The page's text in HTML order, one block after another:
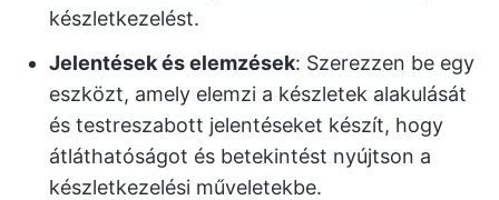
készletkezelést.
Jelentések és elemzések: Szerezzen be egy
eszközt, amely elemzi a készletek alakulását
és testreszabott jelentéseket készít, hogy
átláthatóságot és betekintést nyújtson a
készletkezelési műveletekbe.